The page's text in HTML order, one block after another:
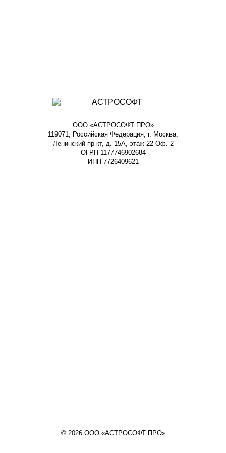
ООО «АСТРОСОФТ ПРО»
119071, Российская Федерация, г. Москва,
Ленинский пр-кт, д. 15А, этаж 22 Оф. 2
ОГРН 1177746902684
ИНН 7726409621
© 2026 ООО «АСТРОСОФТ ПРО»